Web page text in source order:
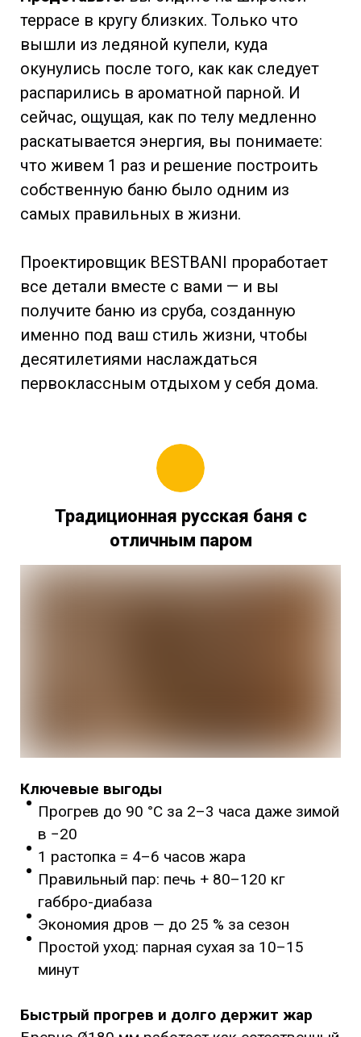
террасе в кругу близких. Только что
вышли из ледяной купели, куда
окунулись после того, как как следует
распарились в ароматной парной. И
сейчас, ощущая, как по телу медленно
раскатывается энергия, вы понимаете:
что живем 1 раз и решение построить
собственную баню было одним из
самых правильных в жизни.
Проектировщик BESTBANI проработает
все детали вместе с вами — и вы
получите баню из сруба, созданную
именно под ваш стиль жизни, чтобы
десятилетиями наслаждаться
первоклассным отдыхом у себя дома.
Традиционная русская баня с
отличным паром
Ключевые выгоды
Прогрев до 90 °C за 2–3 часа даже зимой
в −20
1 растопка = 4–6 часов жара
Правильный пар: печь + 80–120 кг
габбро-диабаза
Экономия дров — до 25 % за сезон
Простой уход: парная сухая за 10–15
минут
Быстрый прогрев и долго держит жар